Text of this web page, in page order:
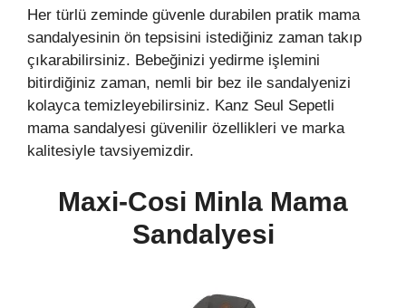
Her türlü zeminde güvenle durabilen pratik mama
sandalyesinin ön tepsisini istediğiniz zaman takıp
çıkarabilirsiniz. Bebeğinizi yedirme işlemini
bitirdiğiniz zaman, nemli bir bez ile sandalyenizi
kolayca temizleyebilirsiniz. Kanz Seul Sepetli
mama sandalyesi güvenilir özellikleri ve marka
kalitesiyle tavsiyemizdir.
Maxi-Cosi Minla Mama
Sandalyesi